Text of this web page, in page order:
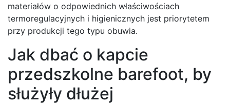
materiałów o odpowiednich właściwościach
termoregulacyjnych i higienicznych jest priorytetem
przy produkcji tego typu obuwia.
Jak dbać o kapcie
przedszkolne barefoot, by
służyły dłużej